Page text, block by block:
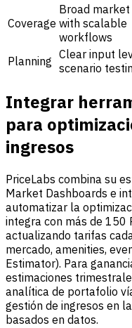
Coverage
Broad
with scalable
workflows
Planning Clear input
scenario
Integrar
para
ingresos
PriceLabs combina su
Market Dashboards e
automatizar la
integra con más de 150
actualizando tarifas
mercado, amenities,
Estimator). Para
estimaciones
analítica de portafolio
gestión de ingresos en
basados en datos.